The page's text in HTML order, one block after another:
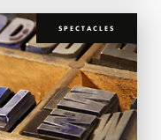
SPECTACLES